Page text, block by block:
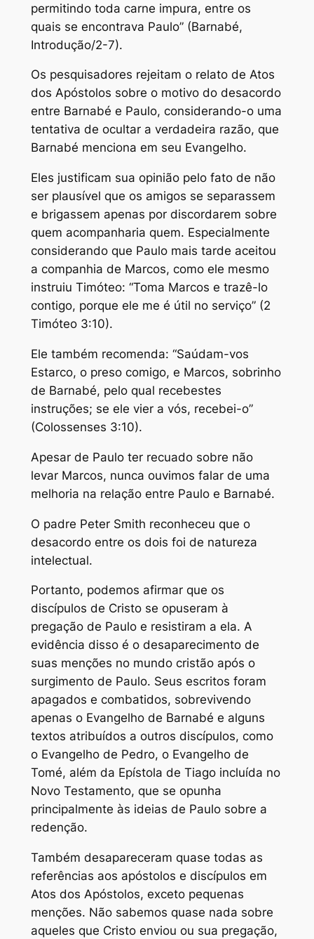
permitindo toda carne impura, entre os
quais se encontrava Paulo” (Barnabé,
Introdução/2-7).
Os pesquisadores rejeitam o relato de Atos
dos Apóstolos sobre o motivo do desacordo
entre Barnabé e Paulo, considerando-o uma
tentativa de ocultar a verdadeira razão, que
Barnabé menciona em seu Evangelho.
Eles justificam sua opinião pelo fato de não
ser plausível que os amigos se separassem
e brigassem apenas por discordarem sobre
quem acompanharia quem. Especialmente
considerando que Paulo mais tarde aceitou
a companhia de Marcos, como ele mesmo
instruiu Timóteo: “Toma Marcos e trazê-lo
contigo, porque ele me é útil no serviço” (2
Timóteo 3:10).
Ele também recomenda: “Saúdam-vos
Estarco, o preso comigo, e Marcos, sobrinho
de Barnabé, pelo qual recebestes
instruções; se ele vier a vós, recebei-o”
(Colossenses 3:10).
Apesar de Paulo ter recuado sobre não
levar Marcos, nunca ouvimos falar de uma
melhoria na relação entre Paulo e Barnabé.
O padre Peter Smith reconheceu que o
desacordo entre os dois foi de natureza
intelectual.
Portanto, podemos afirmar que os
discípulos de Cristo se opuseram à
pregação de Paulo e resistiram a ela. A
evidência disso é o desaparecimento de
suas menções no mundo cristão após o
surgimento de Paulo. Seus escritos foram
apagados e combatidos, sobrevivendo
apenas o Evangelho de Barnabé e alguns
textos atribuídos a outros discípulos, como
o Evangelho de Pedro, o Evangelho de
Tomé, além da Epístola de Tiago incluída no
Novo Testamento, que se opunha
principalmente às ideias de Paulo sobre a
redenção.
Também desapareceram quase todas as
referências aos apóstolos e discípulos em
Atos dos Apóstolos, exceto pequenas
menções. Não sabemos quase nada sobre
aqueles que Cristo enviou ou sua pregação,